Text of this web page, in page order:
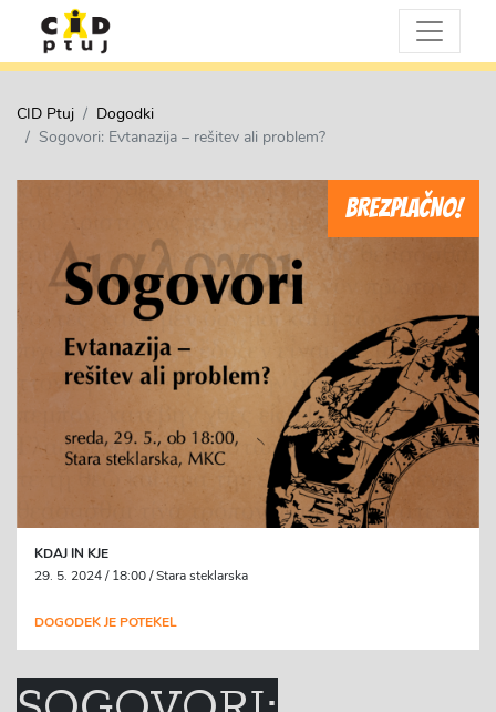
CID Ptuj
Dogodki
Sogovori: Evtanazija – rešitev ali problem?
BREZPLAČNO!
KDAJ IN KJE
29. 5. 2024 / 18:00 / Stara steklarska
DOGODEK JE POTEKEL